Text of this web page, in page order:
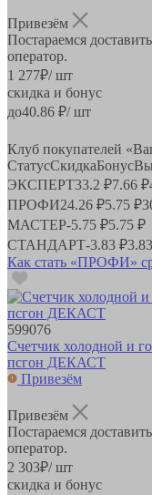
Привезём
Постараемся
оператор.
1 277₽/ шт
скидка и бонус
до40.86 ₽/ шт
Клуб покупателей
СтатусСкидкаБонус
ЭКСПЕРТ33.2 ₽7.66 ₽
ПРОФИ24.26 ₽5.75 ₽
МАСТЕР-5.75 ₽5.75 ₽
СТАНДАРТ-3.83 ₽
Как стать «ПРОФИ»
599076
Счетчик холодной и
псгон ДЕКАСТ
Привезём
Привезём
Постараемся
оператор.
2 303₽/ шт
скидка и бонус